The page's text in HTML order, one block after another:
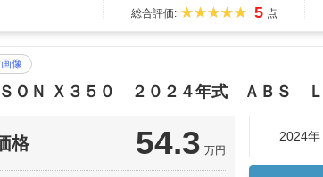
総合評価:
5 点
像
ＳＯＮ Ｘ３５０ ２０２４年式 ＡＢＳ
格 54.3 万円
2024年